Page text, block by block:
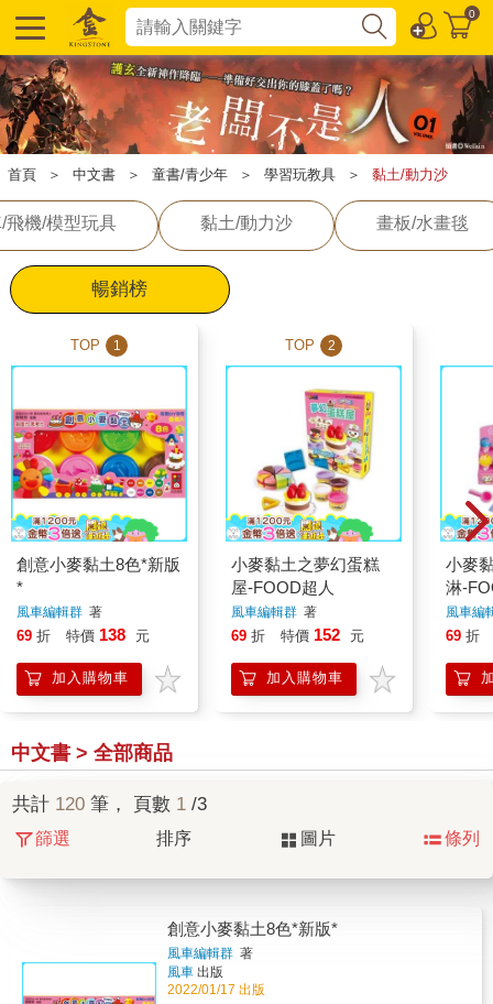
0
首頁 ＞ 中文書 ＞ 童書/青少年 ＞ 學習玩教具 ＞ 黏土/動力沙
飛機/模型玩具 黏土/動力沙 畫板/水畫毯
暢銷榜
TOP 1
創意小麥黏土8色*新版
*
風車編輯群 著
69 折 特價 138 元
加入購物車
TOP 2
小麥黏土之夢幻蛋糕
屋-FOOD超人
風車編輯群 著
69 折 特價 152 元
加入購物車
小麥
淋-
風車編
69 折
中文書 > 全部商品
共計 120 筆， 頁數 1 /3
篩選 排序 圖片 條列
創意小麥黏土8色*新版*
風車編輯群 著
風車 出版
2022/01/17 出版